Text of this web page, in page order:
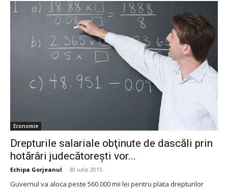
Economie
Drepturile salariale obţinute de dascăli prin
hotărâri judecătoreşti vor...
Echipa Gorjeanul - 30 iulie 2015
Guvernul va aloca peste 560.000 mii lei pentru plata drepturilor